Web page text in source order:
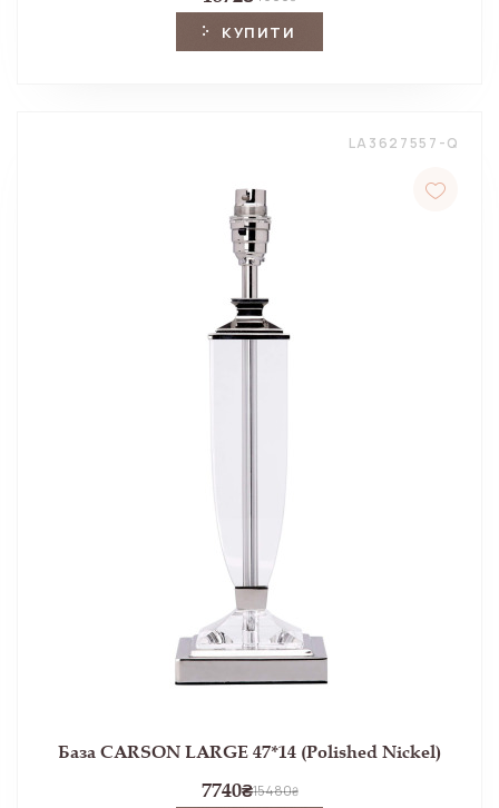
КУПИТИ
LA3627557-Q
База CARSON LARGE 47*14 (Polished Nickel)
7740₴15480₴